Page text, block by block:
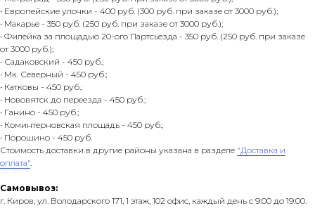
• Европейские улочки - 400 руб. (300 руб. при заказе от 3000 руб.);
• Макарье - 350 руб. (250 руб. при заказе от 3000 руб.);
• Филейка за площадью 20-ого Партсьезда - 350 руб. (250 руб. при заказе
от 3000 руб.);
• Садаковский - 450 руб.;
• Мк. Северный - 450 руб.;
• Катковы - 450 руб.;
• Нововятск до переезда - 450 руб.;
• Ганино - 450 руб.;
• Коминтерновская площадь - 450 руб.;
• Порошино - 450 руб.
Стоимость доставки в другие районы указана в разделе "Доставка и
оплата".
Самовывоз:
г. Киров, ул. Володарского 171, 1 этаж, 102 офис, каждый день с 9:00 до 19:00.